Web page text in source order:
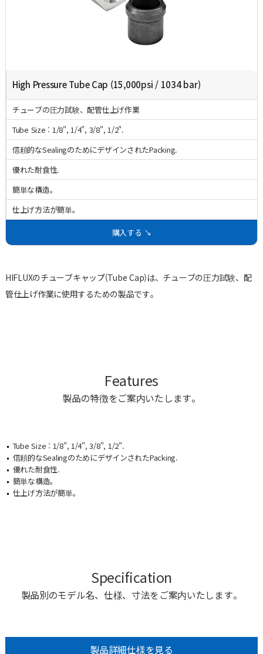
High Pressure Tube Cap (15,000psi / 1034 bar)
チューブの圧力試験、配管仕上げ作業
Tube Size : 1/8", 1/4", 3/8", 1/2".
信頼的なSealingのためにデザインされたPacking.
優れた耐食性.
簡単な構造。
仕上げ方法が簡単。
購入する ↘
HIFLUXのチューブキャップ(Tube Cap)は、チューブの圧力試験、配
管仕上げ作業に使用するための製品です。
Features
製品の特徴をご案内いたします。
Tube Size : 1/8", 1/4", 3/8", 1/2".
信頼的なSealingのためにデザインされたPacking.
優れた耐食性.
簡単な構造。
仕上げ方法が簡単。
Specification
製品別のモデル名、仕様、寸法をご案内いたします。
製品詳細仕様を見る